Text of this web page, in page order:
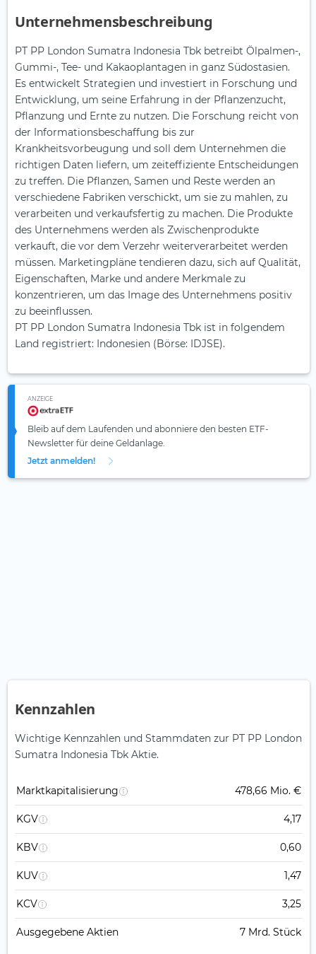
Unternehmensbeschreibung
PT PP London Sumatra Indonesia Tbk betreibt Ölpalmen-,
Gummi-, Tee- und Kakaoplantagen in ganz Südostasien.
Es entwickelt Strategien und investiert in Forschung und
Entwicklung, um seine Erfahrung in der Pflanzenzucht,
Pflanzung und Ernte zu nutzen. Die Forschung reicht von
der Informationsbeschaffung bis zur
Krankheitsvorbeugung und soll dem Unternehmen die
richtigen Daten liefern, um zeiteffiziente Entscheidungen
zu treffen. Die Pflanzen, Samen und Reste werden an
verschiedene Fabriken verschickt, um sie zu mahlen, zu
verarbeiten und verkaufsfertig zu machen. Die Produkte
des Unternehmens werden als Zwischenprodukte
verkauft, die vor dem Verzehr weiterverarbeitet werden
müssen. Marketingpläne tendieren dazu, sich auf Qualität,
Eigenschaften, Marke und andere Merkmale zu
konzentrieren, um das Image des Unternehmens positiv
zu beeinflussen.
PT PP London Sumatra Indonesia Tbk ist in folgendem
Land registriert: Indonesien (Börse: IDJSE).
ANZEIGE
Bleib auf dem Laufenden und abonniere den besten ETF-
Newsletter für deine Geldanlage.
Jetzt anmelden!
Kennzahlen
Wichtige Kennzahlen und Stammdaten zur PT PP London
Sumatra Indonesia Tbk Aktie.
Marktkapitalisierung 478,66 Mio. €
KGV 4,17
KBV 0,60
KUV 1,47
KCV 3,25
Ausgegebene Aktien 7 Mrd. Stück